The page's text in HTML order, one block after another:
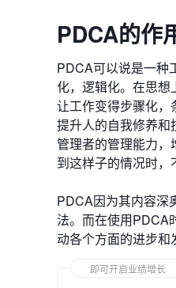
PDCA的作
PDCA可以说是一种
化，逻辑化。在思
让工作变得步骤化
提升人的自我修养
管理者的管理能力
到这样子的情况时，
PDCA因为其内容深
法。而在使用PDCA
动各个方面的进步和
即可开启业绩增长